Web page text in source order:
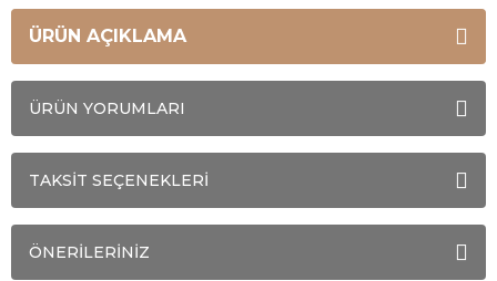
ÜRÜN AÇIKLAMA
ÜRÜN YORUMLARI
TAKSİT SEÇENEKLERİ
ÖNERİLERİNİZ